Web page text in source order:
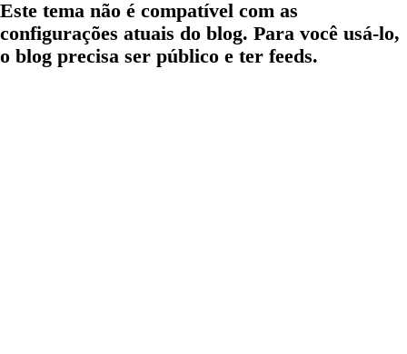
Este tema não é compatível com as
configurações atuais do blog. Para você usá-lo,
o blog precisa ser público e ter feeds.